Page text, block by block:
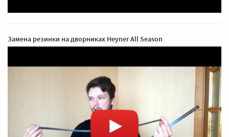
Замена резинки на дворниках Heyner All Season